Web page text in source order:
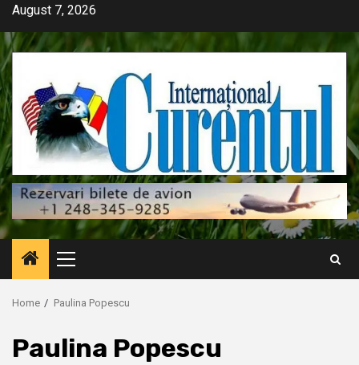
Skip
content
August 7, 2026
Primary
Menu
Home Paulina Popescu
Paulina Popescu